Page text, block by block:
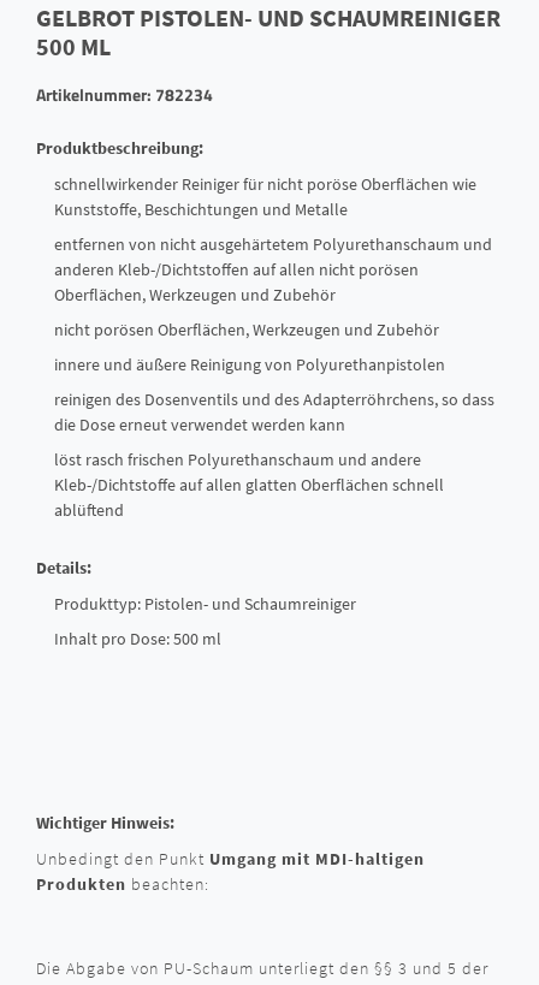
GELBROT PISTOLEN- UND SCHAUMREINIGER
500 ML
Artikelnummer: 782234
Produktbeschreibung:
schnellwirkender Reiniger für nicht poröse Oberflächen wie
Kunststoffe, Beschichtungen und Metalle
entfernen von nicht ausgehärtetem Polyurethanschaum und
anderen Kleb-/Dichtstoffen auf allen nicht porösen
Oberflächen, Werkzeugen und Zubehör
nicht porösen Oberflächen, Werkzeugen und Zubehör
innere und äußere Reinigung von Polyurethanpistolen
reinigen des Dosenventils und des Adapterröhrchens, so dass
die Dose erneut verwendet werden kann
löst rasch frischen Polyurethanschaum und andere
Kleb-/Dichtstoffe auf allen glatten Oberflächen schnell
ablüftend
Details:
Produkttyp: Pistolen- und Schaumreiniger
Inhalt pro Dose: 500 ml
Wichtiger Hinweis:
Unbedingt den Punkt Umgang mit MDI-haltigen
Produkten beachten:
Die Abgabe von PU-Schaum unterliegt den §§ 3 und 5 der